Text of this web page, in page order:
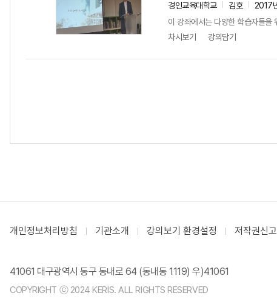
경인교육대학교 김호
2017
이 강좌에서는 다양한 학습자들을
차시보기
강의담기
개인정보처리방침 기관소개 강의보기 환경설정 저작권신고
41061 대구광역시 동구 동내로 64 (동내동 1119) 우)41061
COPYRIGHT ⓒ 2024 KERIS. ALL RIGHTS RESERVED